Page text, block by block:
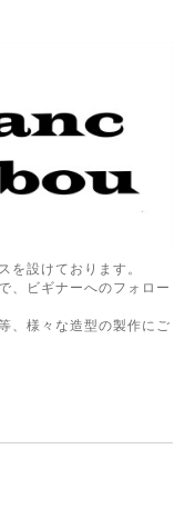
を設けております。
、ビギナーへのフォロー
、様々な造型の製作にご